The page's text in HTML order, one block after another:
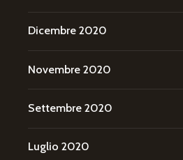
Dicembre 2020
Novembre 2020
Settembre 2020
Luglio 2020